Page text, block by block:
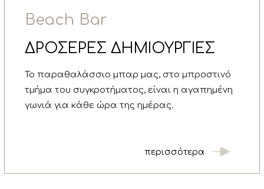
Beach Bar
ΔΡΟΣΕΡΕΣ ΔΗΜΙΟΥΡΓΙΕΣ
Το παραθαλάσσιο μπαρ μας, στο μπροστινό
τμήμα του συγκροτήματος, είναι η αγαπημένη
γωνιά για κάθε ώρα της ημέρας.
περισσότερα